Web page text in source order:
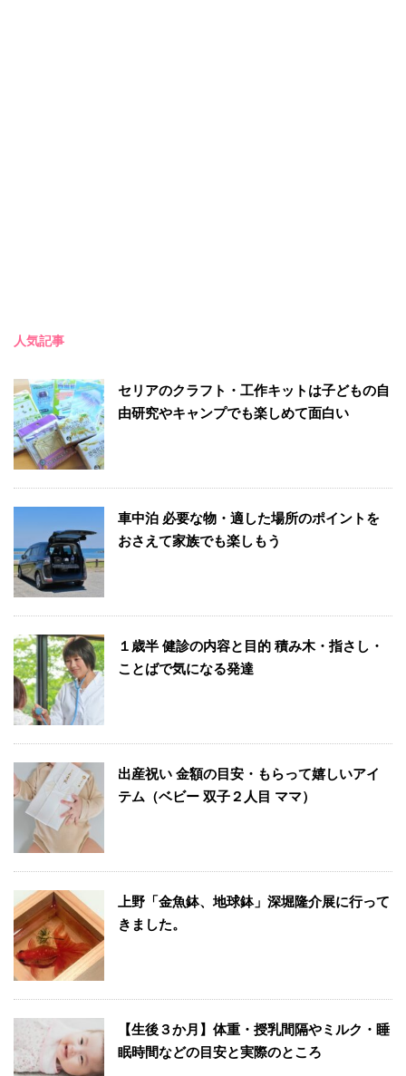
人気記事
セリアのクラフト・工作キットは子どもの自
由研究やキャンプでも楽しめて面白い
車中泊 必要な物・適した場所のポイントを
おさえて家族でも楽しもう
１歳半 健診の内容と目的 積み木・指さし・
ことばで気になる発達
出産祝い 金額の目安・もらって嬉しいアイ
テム（ベビー 双子２人目 ママ）
上野「金魚鉢、地球鉢」深堀隆介展に行って
きました。
【生後３か月】体重・授乳間隔やミルク・睡
眠時間などの目安と実際のところ